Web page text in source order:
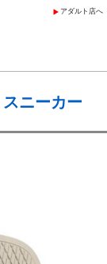
アダルト店へ
ニーカー